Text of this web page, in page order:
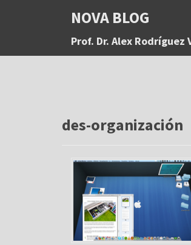
a
NOVA BLOG
Prof. Dr. Alex Rodríguez
des-organización